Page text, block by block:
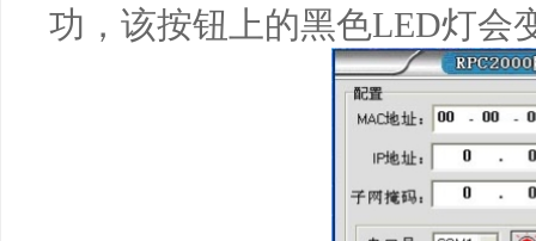
功，该按钮上的黑色LED灯会